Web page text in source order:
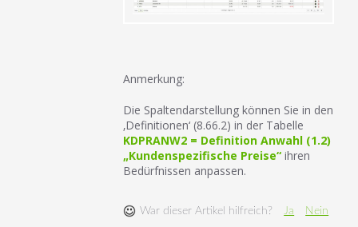
Anmerkung:
Die Spaltendarstellung können Sie in den
‚Definitionen‘ (8.66.2) in der Tabelle
KDPRANW2 = Definition Anwahl (1.2)
„Kundenspezifische Preise“ ihren
Bedürfnissen anpassen.
War dieser Artikel hilfreich? Ja
Nein